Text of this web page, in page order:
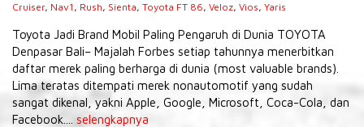
Cruiser, Nav1 , Rush, Sienta, Toyota FT 86, Veloz, Vios, Yaris
Toyota Jadi Brand Mobil Paling Pengaruh di Dunia TOYOTA
Denpasar Bali– Majalah Forbes setiap tahunnya menerbitkan
daftar merek paling berharga di dunia (most valuable brands).
Lima teratas ditempati merek nonautomotif yang sudah
sangat dikenal, yakni Apple, Google, Microsoft, Coca-Cola, dan
Facebook.... selengkapnya